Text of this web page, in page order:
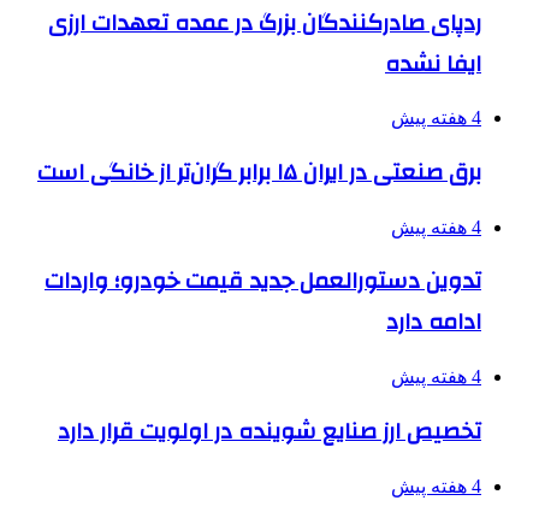
ردپای صادرکنندگان بزرگ در عمده تعهدات ارزی
ایفا نشده
4 هفته پیش
برق صنعتی در ایران ۱۵ برابر گران‌تر از خانگی است
4 هفته پیش
تدوین دستورالعمل جدید قیمت خودرو؛ واردات
ادامه دارد
4 هفته پیش
تخصیص ارز صنایع شوینده در اولویت قرار دارد
4 هفته پیش